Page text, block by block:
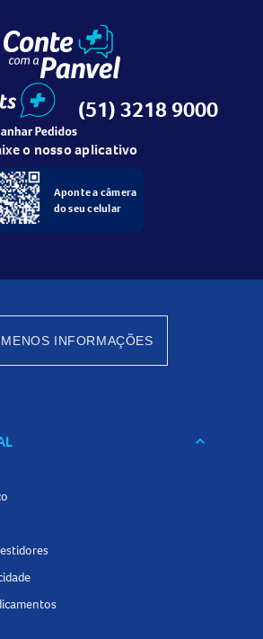
(51) 3218 9000
o nosso aplicativo
Aponte a câmera
do seu celular
MENOS INFORMAÇÕES
keyboard_arrow_down